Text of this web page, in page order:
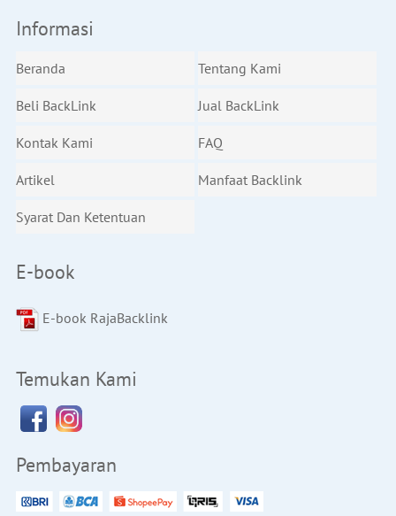
Informasi
Beranda Tentang Kami
Beli BackLink Jual BackLink
Kontak Kami FAQ
Artikel Manfaat Backlink
Syarat Dan Ketentuan
E-book
E-book RajaBacklink
Temukan Kami
Pembayaran